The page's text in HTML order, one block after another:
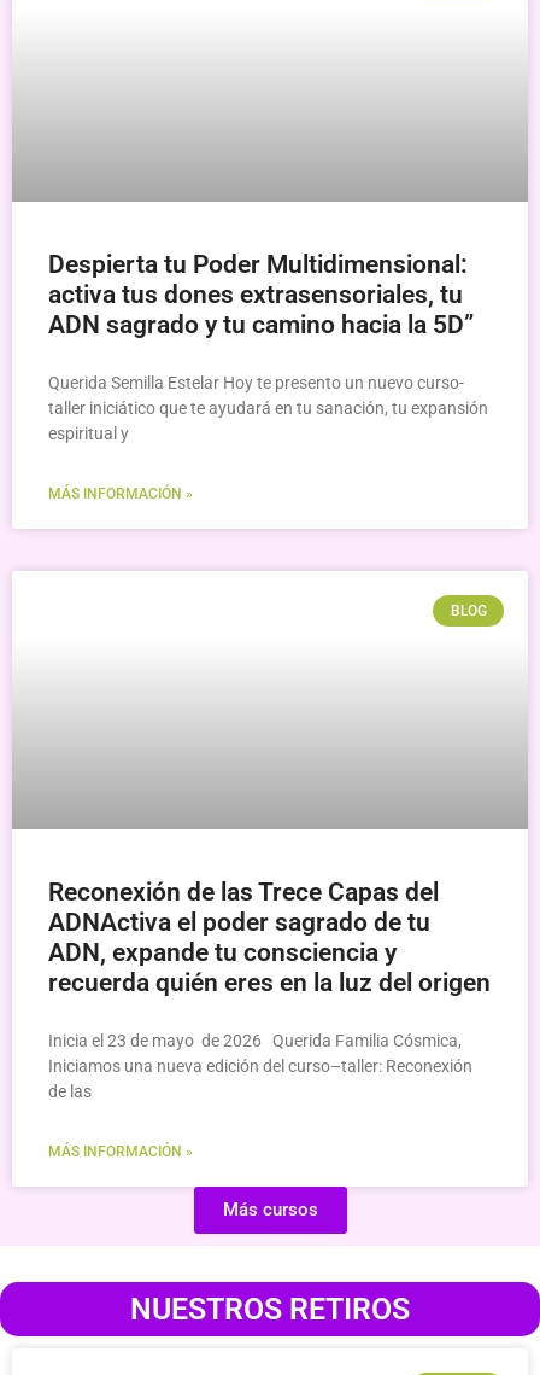
Despierta tu Poder Multidimensional:
activa tus dones extrasensoriales, tu
ADN sagrado y tu camino hacia la 5D”
Querida Semilla Estelar Hoy te presento un nuevo curso-
taller iniciático que te ayudará en tu sanación, tu expansión
espiritual y
MÁS INFORMACIÓN »
BLOG
Reconexión de las Trece Capas del
ADNActiva el poder sagrado de tu
ADN, expande tu consciencia y
recuerda quién eres en la luz del origen
Inicia el 23 de mayo de 2026 Querida Familia Cósmica,
Iniciamos una nueva edición del curso–taller: Reconexión
de las
MÁS INFORMACIÓN »
Más cursos
NUESTROS RETIROS